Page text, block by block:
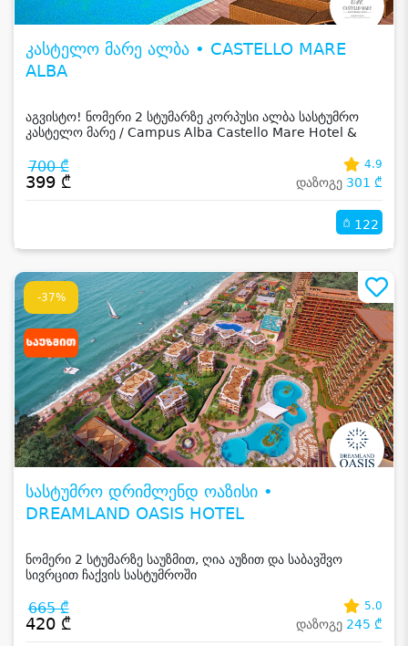
კასტელო მარე ალბა • CASTELLO MARE
ALBA
აგვისტო! ნომერი 2 სტუმარზე კორპუსი ალბა სასტუმრო
კასტელო მარე / Campus Alba Castello Mare Hotel &
700 ₾
399 ₾
4.9
დაზოგე 301 ₾
122
-37%
სასტუმრო დრიმლენდ ოაზისი •
DREAMLAND OASIS HOTEL
ნომერი 2 სტუმარზე საუზმით, ღია აუზით და საბავშვო
სივრცით ჩაქვის სასტუმროში
665 ₾
420 ₾
5.0
დაზოგე 245 ₾